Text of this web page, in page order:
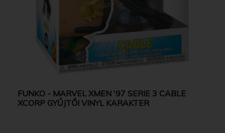
FUNKO - MARVEL XMEN '97 SERIE 3 CABLE
XCORP GYŰJTŐI VINYL KARAKTER